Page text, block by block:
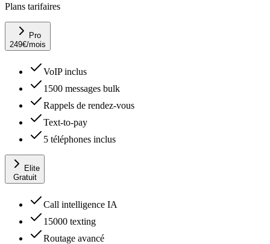
Plans tarifaires
Pro
249€/mois
VoIP inclus
1500 messages bulk
Rappels de rendez-vous
Text-to-pay
5 téléphones inclus
Elite
Gratuit
Call intelligence IA
15000 texting
Routage avancé